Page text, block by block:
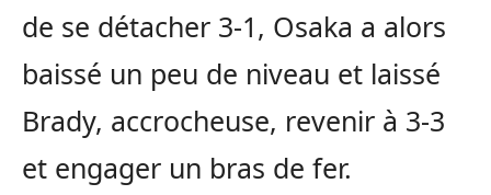
de se détacher 3-1, Osaka a alors
baissé un peu de niveau et laissé
Brady, accrocheuse, revenir à 3-3
et engager un bras de fer.